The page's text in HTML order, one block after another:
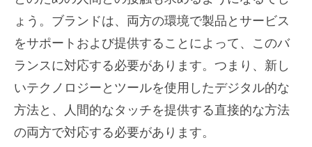
ょう。ブランドは、両方の環境で製品とサービス
をサポートおよび提供することによって、このバ
ランスに対応する必要があります。つまり、新し
いテクノロジーとツールを使用したデジタル的な
方法と、人間的なタッチを提供する直接的な方法
の両方で対応する必要があります。